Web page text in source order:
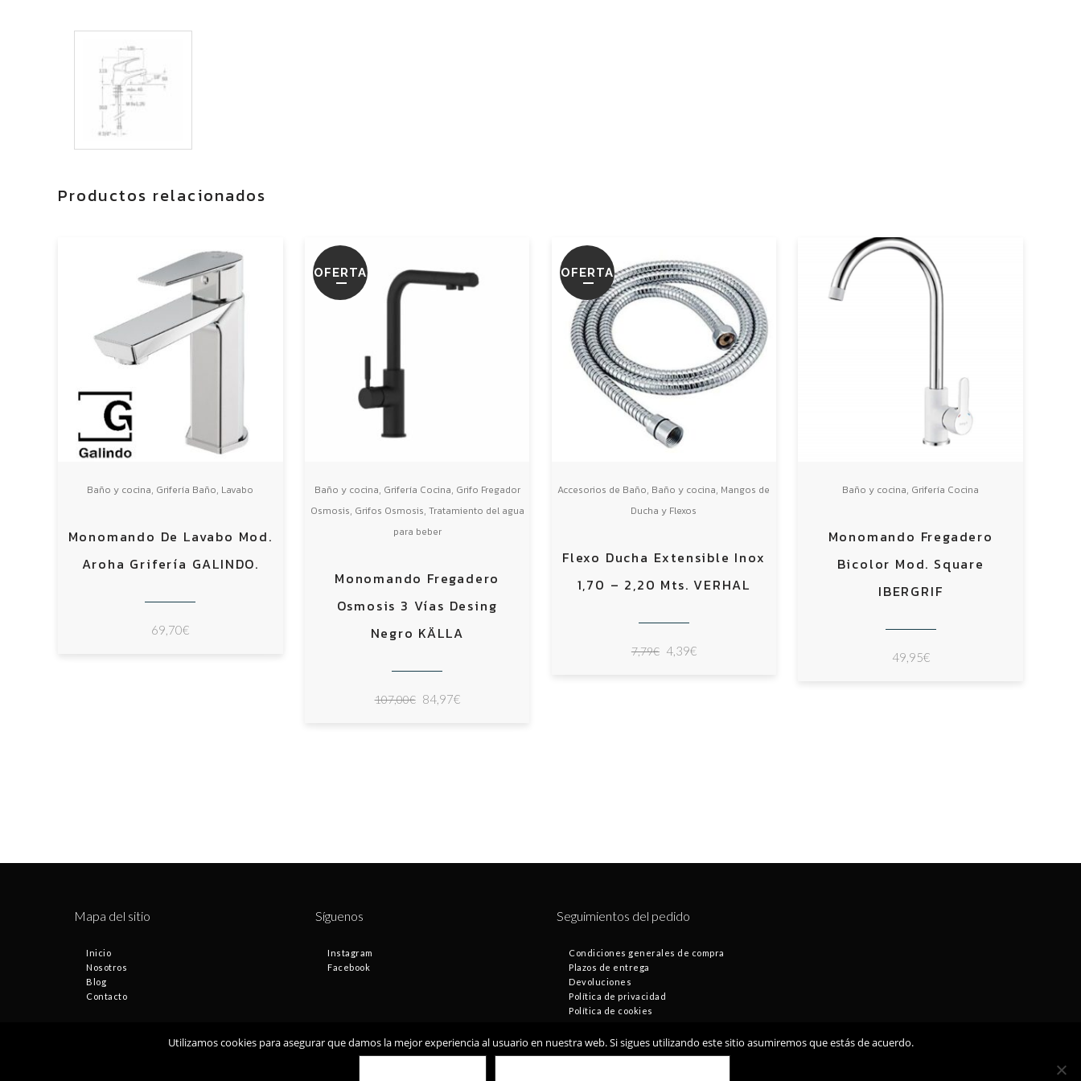
Productos relacionados
Baño y cocina, Grifería Baño, Lavabo
Monomando De Lavabo Mod.
Aroha Grifería GALINDO.
69,70€
OFERTA
Baño y cocina, Grifería Cocina, Grifo Fregador
Osmosis, Grifos Osmosis, Tratamiento del agua
para beber
Monomando Fregadero
Osmosis 3 Vías Desing
Negro KÄLLA
107,00€ El
84,97€El
OFERTA
Accesorios de Baño, Baño y cocina, Mangos de
Ducha y Flexos
Flexo Ducha Extensible Inox
1,70 – 2,20 Mts. VERHAL
7,79€ El
4,39€El
Baño y cocina, Grifería Cocina
Monomando Fregadero
Bicolor Mod. Square
IBERGRIF
49,95€
Mapa del sitio
Inicio
Nosotros
Blog
Contacto
Síguenos
Instagram
Facebook
Seguimientos del pedido
Condiciones generales de compra
Plazos de entrega
Devoluciones
Política de privacidad
Política de cookies
© Fontamax 2019
Utilizamos cookies para asegurar que damos la mejor experiencia al usuario en nuestra web. Si sigues utilizando este sitio asumiremos que estás de acuerdo.